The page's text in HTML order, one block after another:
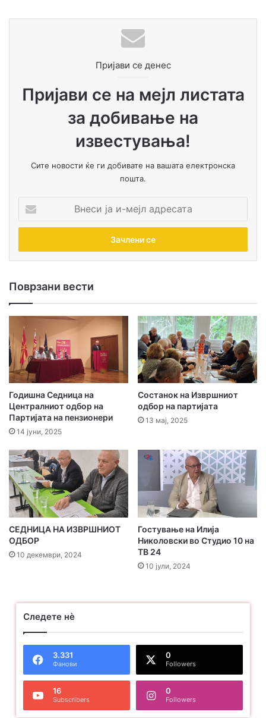
пензионери и повозрасните граѓани.
Во Скопје, 03.10.2020 година
ПАРТИЈА НА ПЕНЗИОНЕРИ
Активности
te
Пријави се денес
Пријави се на мејл листата
за добивање на
известувања!
Сите новости ќе ги добивате на вашата електронска
пошта.
е
и
и
-
м
л
а
д
е
с
а
а
Поврзани вести
Годишна Седница на
Централниот одбор на
Партијата на пензионери
14 јуни, 2025
Состанок на Извршниот
одбор на партијата
13 мај, 2025
СЕДНИЦА НА ИЗВРШНИОТ
ОДБОР
10 декември, 2024
Гостување на Илија
Николовски во Студио 10 на
ТВ 24
10 јули, 2024
Следете нѐ
3.331
Фанови
0
Followers
16
Subscribers
0
Followers